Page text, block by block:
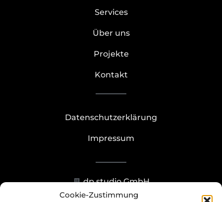
Cookie-Zustimmung
Services
Über uns
Projekte
Kontakt
Datenschutzerklärung
Impressum
dp studio GmbH